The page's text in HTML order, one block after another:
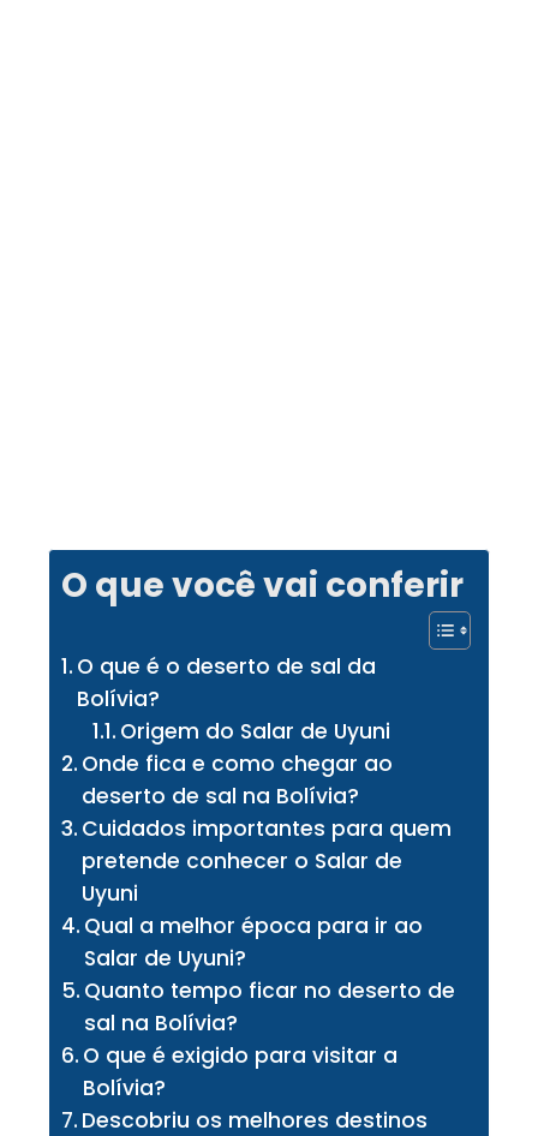
O que você vai conferir
O que é o deserto de sal da
Bolívia?
Origem do Salar de Uyuni
Onde fica e como chegar ao
deserto de sal na Bolívia?
Cuidados importantes para quem
pretende conhecer o Salar de
Uyuni
Qual a melhor época para ir ao
Salar de Uyuni?
Quanto tempo ficar no deserto de
sal na Bolívia?
O que é exigido para visitar a
Bolívia?
Descobriu os melhores destinos